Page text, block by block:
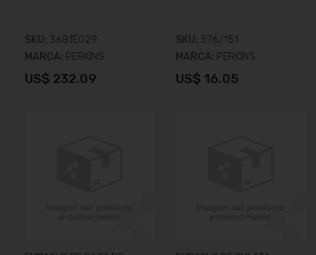
SKU: 3681E029
MARCA: PERKINS
US$ 232.09
SKU: 576/151
MARCA: PERKINS
US$ 16.05